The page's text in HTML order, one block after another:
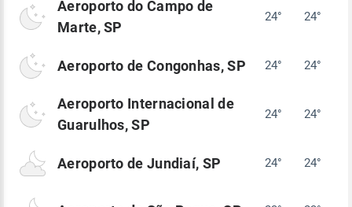
Aeroporto do Campo de
Marte, SP
24° 24°
Aeroporto de Congonhas, SP 24° 24°
Aeroporto Internacional de
Guarulhos, SP
24° 24°
Aeroporto de Jundiaí, SP 24° 24°